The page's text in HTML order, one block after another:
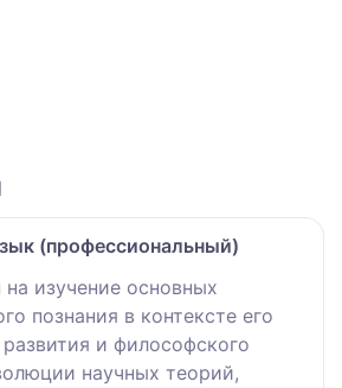
(профессиональный)
на изучение основных
познания в контексте его
и философского
научных теорий,